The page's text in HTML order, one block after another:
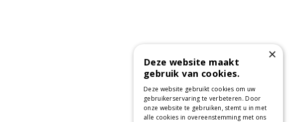
×
Deze website maakt
gebruik van cookies.
Deze website gebruikt cookies om uw
gebruikerservaring te verbeteren. Door
onze website te gebruiken, stemt u in met
alle cookies in overeenstemming met ons